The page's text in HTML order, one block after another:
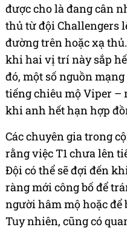
được cho là đang cân
thủ từ đội Challengers
đường trên hoặc xạ
khi hai vị trí này sắp
đó, một số nguồn
tiếng chiêu mộ Viper –
khi anh hết hạn hợp
Các chuyên gia trong
rằng việc T1 chưa lên
Đội có thể sẽ đợi đến
ràng mới công bố để
người hâm mộ hoặc để
Tuy nhiên, cũng có